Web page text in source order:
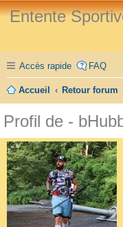
Entente
Accès rapide FAQ
Accueil Retour forum
Profil de -